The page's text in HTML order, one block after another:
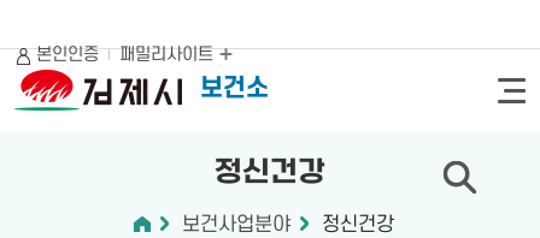
보건소
본인인증 패밀리사이트
정신건강
보건사업분야 정신건강